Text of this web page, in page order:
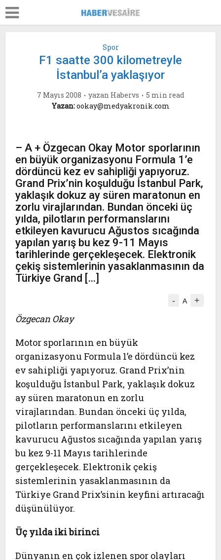
Spor
F1 saatte 300 kilometreyle
İstanbul’a yaklaşıyor
7 Mayıs 2008 yazan Habervs
5 min read
Yazan:ookay@medyakronik.com
– A + Özgecan Okay Motor sporlarının
en büyük organizasyonu Formula 1’e
dördüncü kez ev sahipliği yapıyoruz.
Grand Prix’nin koşulduğu İstanbul Park,
yaklaşık dokuz ay süren maratonun en
zorlu virajlarından. Bundan önceki üç
yılda, pilotların performanslarını
etkileyen kavurucu Ağustos sıcağında
yapılan yarış bu kez 9-11 Mayıs
tarihlerinde gerçekleşecek. Elektronik
çekiş sistemlerinin yasaklanmasının da
Türkiye Grand […]
- A +
Özgecan Okay
Motor sporlarının en büyük
organizasyonu Formula 1’e dördüncü kez
ev sahipliği yapıyoruz. Grand Prix’nin
koşulduğu İstanbul Park, yaklaşık dokuz
ay süren maratonun en zorlu
virajlarından. Bundan önceki üç yılda,
pilotların performanslarını etkileyen
kavurucu Ağustos sıcağında yapılan yarış
bu kez 9-11 Mayıs tarihlerinde
gerçekleşecek. Elektronik çekiş
sistemlerinin yasaklanmasının da
Türkiye Grand Prix’sinin keyfini artıracağı
düşünülüyor.
Üç yılda iki birinci
Dünyanın en çok izlenen spor olayları